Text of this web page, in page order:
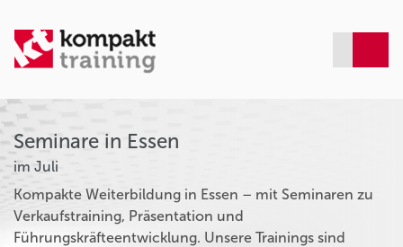
Seminare in Essen
im Juli
Kompakte Weiterbildung in Essen – mit Seminaren zu
Verkaufstraining, Präsentation und
Führungskräfteentwicklung. Unsere Trainings sind